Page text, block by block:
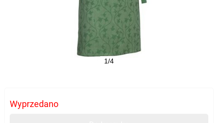
1/4
Wyprzedano